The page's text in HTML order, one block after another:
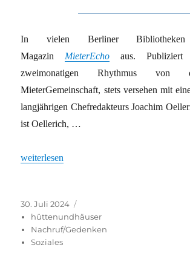
In vielen Berliner
Magazin MieterEcho aus.
zweimonatigen Rhythmus von
MieterGemeinschaft, stets versehen mit
langjährigen Chefredakteurs Joachim
ist Oellerich, …
„Kompromisslos für Mie­te­r*in­nen“
weiterlesen
Veröffentlicht
am
30. Juli 2024
hüttenundhäuser
Nachruf/Gedenken
Soziales